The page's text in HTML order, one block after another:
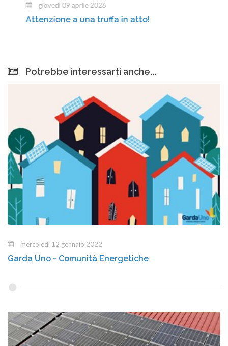
giovedì 09 aprile 2026
Attenzione a una truffa in atto!
Potrebbe interessarti anche...
mercoledì 12 gennaio 2022
Garda Uno - Comunità Energetiche